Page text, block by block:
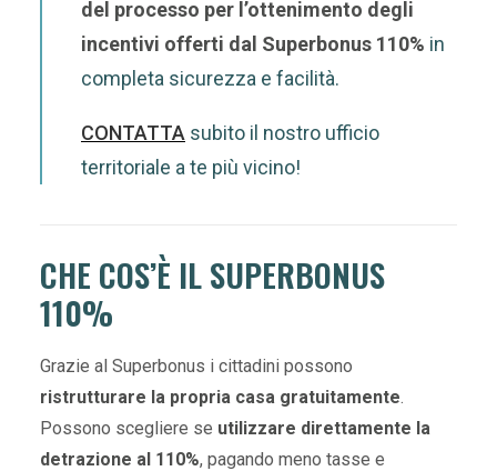
LAVORA CON NOI
del processo per l’ottenimento degli
incentivi offerti dal Superbonus 110% in
completa sicurezza e facilità.
CONTATTA subito il nostro ufficio
territoriale a te più vicino!
CHE COS’È IL SUPERBONUS
110%
Grazie al Superbonus i cittadini possono
ristrutturare la propria casa gratuitamente.
Possono scegliere se utilizzare direttamente la
detrazione al 110%, pagando meno tasse e